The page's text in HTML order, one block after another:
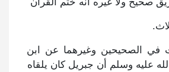
في الصحيحين وغيرهما عن ابن
عليه وسلم أن جبريل كان يلقاه